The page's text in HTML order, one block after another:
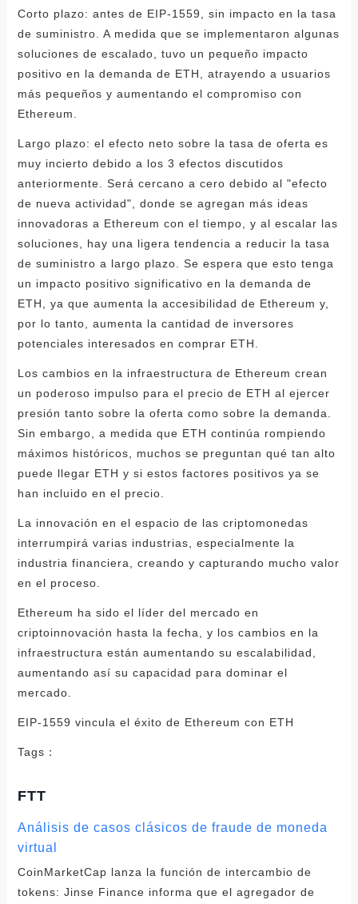
Corto plazo: antes de EIP-1559, sin impacto en la tasa
de suministro. A medida que se implementaron algunas
soluciones de escalado, tuvo un pequeño impacto
positivo en la demanda de ETH, atrayendo a usuarios
más pequeños y aumentando el compromiso con
Ethereum.
Largo plazo: el efecto neto sobre la tasa de oferta es
muy incierto debido a los 3 efectos discutidos
anteriormente. Será cercano a cero debido al "efecto
de nueva actividad", donde se agregan más ideas
innovadoras a Ethereum con el tiempo, y al escalar las
soluciones, hay una ligera tendencia a reducir la tasa
de suministro a largo plazo. Se espera que esto tenga
un impacto positivo significativo en la demanda de
ETH, ya que aumenta la accesibilidad de Ethereum y,
por lo tanto, aumenta la cantidad de inversores
potenciales interesados ​​en comprar ETH.
Los cambios en la infraestructura de Ethereum crean
un poderoso impulso para el precio de ETH al ejercer
presión tanto sobre la oferta como sobre la demanda.
Sin embargo, a medida que ETH continúa rompiendo
máximos históricos, muchos se preguntan qué tan alto
puede llegar ETH y si estos factores positivos ya se
han incluido en el precio.
La innovación en el espacio de las criptomonedas
interrumpirá varias industrias, especialmente la
industria financiera, creando y capturando mucho valor
en el proceso.
Ethereum ha sido el líder del mercado en
criptoinnovación hasta la fecha, y los cambios en la
infraestructura están aumentando su escalabilidad,
aumentando así su capacidad para dominar el
mercado.
EIP-1559 vincula el éxito de Ethereum con ETH
Tags：
FTT
Análisis de casos clásicos de fraude de moneda
virtual
CoinMarketCap lanza la función de intercambio de
tokens: Jinse Finance informa que el agregador de